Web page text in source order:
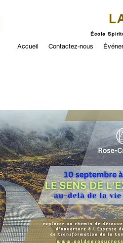
École
Accueil Contactez-nous